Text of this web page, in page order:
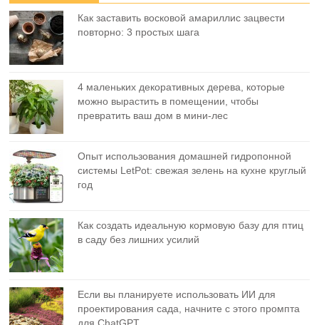
Как заставить восковой амариллис зацвести
повторно: 3 простых шага
4 маленьких декоративных дерева, которые
можно вырастить в помещении, чтобы
превратить ваш дом в мини-лес
Опыт использования домашней гидропонной
системы LetPot: свежая зелень на кухне круглый
год
Как создать идеальную кормовую базу для птиц
в саду без лишних усилий
Если вы планируете использовать ИИ для
проектирования сада, начните с этого промпта